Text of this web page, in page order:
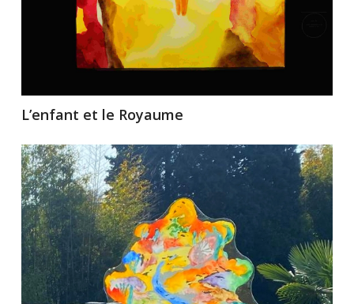
L’enfant et le Royaume